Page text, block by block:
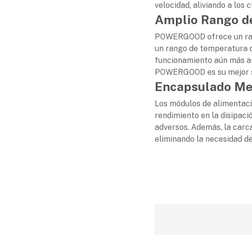
velocidad, aliviando a los
Amplio Rango
POWERGOOD ofrece un
un rango de temperatura
funcionamiento aún más
POWERGOOD es su
Encapsulado
Los módulos de
rendimiento en la
adversos. Además, la
eliminando la necesidad